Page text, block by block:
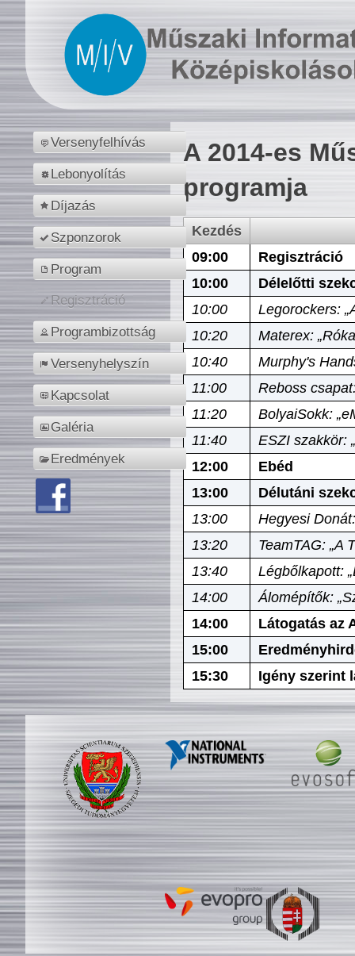
Versenyfelhívás
Lebonyolítás
Díjazás
Szponzorok
Program
Regisztráció
Programbizottság
Versenyhelyszín
Kapcsolat
Galéria
Eredmények
A 2014-es
programja
Kezdés
09:00
Regisztráció
10:00
Délelőtti
10:00
Legorockers:
10:20
Materex:
10:40
Murphy's
11:00
Reboss
11:20
BolyaiSokk:
11:40
ESZI szakkör:
12:00
Ebéd
13:00
Délutáni
13:00
Hegyesi
13:20
TeamTAG: „A
13:40
Légbőlkapott:
14:00
Álomépítők:
14:00
Látogatás az
15:00
15:30
Igény szerint